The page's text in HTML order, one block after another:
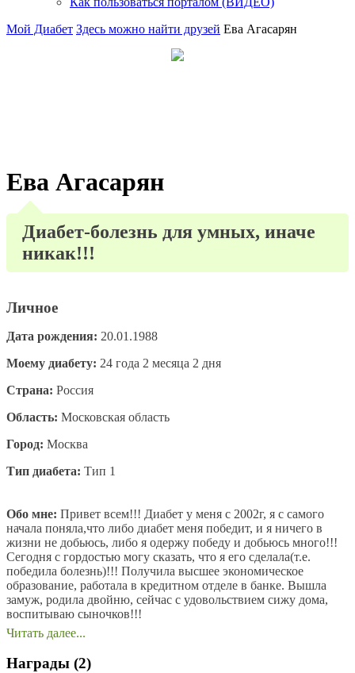
Мой Диабет Здесь можно найти друзей Ева Агасарян
Ева Агасарян
Диабет-болезнь для умных, иначе
никак!!!
Личное
Дата рождения: 20.01.1988
Моему диабету: 24 года 2 месяца 2 дня
Страна: Россия
Область: Московская область
Город: Москва
Тип диабета: Тип 1
Обо мне: Привет всем!!! Диабет у меня с 2002г, я с самого
начала поняла,что либо диабет меня победит, и я ничего в
жизни не добьюсь, либо я одержу победу и добьюсь много!!!
Сегодня с гордостью могу сказать, что я его сделала(т.е.
победила болезнь)!!! Получила высшее экономическое
образование, работала в кредитном отделе в банке. Вышла
замуж, родила двойню, сейчас с удовольствием сижу дома,
воспитываю сыночков!!!
Пишите, помогу чем смогу!!!
Награды (2)